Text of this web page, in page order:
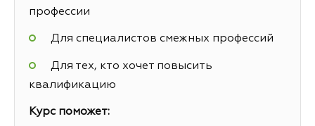
профессии
Для специалистов смежных профессий
Для тех, кто хочет повысить
квалификацию
Курс поможет: